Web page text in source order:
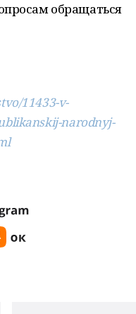
обращаться
11433-v-
narodnyj-